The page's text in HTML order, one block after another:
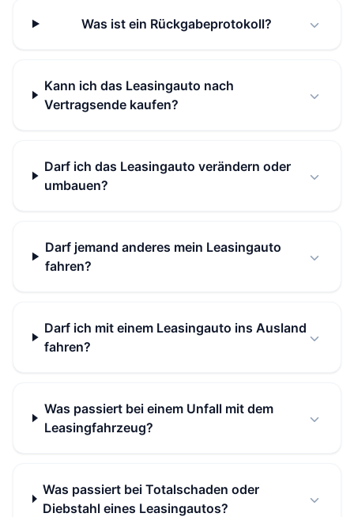
Was ist ein Rückgabeprotokoll?
Kann ich das Leasingauto nach
Vertragsende kaufen?
Darf ich das Leasingauto verändern oder
umbauen?
Darf jemand anderes mein Leasingauto
fahren?
Darf ich mit einem Leasingauto ins Ausland
fahren?
Was passiert bei einem Unfall mit dem
Leasingfahrzeug?
Was passiert bei Totalschaden oder
Diebstahl eines Leasingautos?